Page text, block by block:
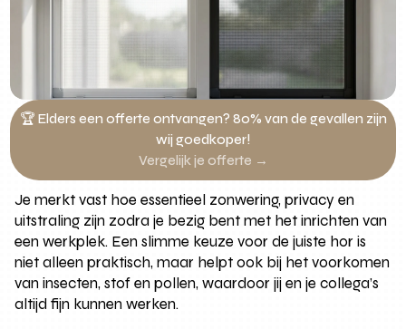
🏆 Elders een offerte ontvangen? 80% van de gevallen zijn
wij goedkoper!
Vergelijk je offerte →
Je merkt vast hoe essentieel zonwering, privacy en
uitstraling zijn zodra je bezig bent met het inrichten van
een werkplek. Een slimme keuze voor de juiste hor is
niet alleen praktisch, maar helpt ook bij het voorkomen
van insecten, stof en pollen, waardoor jij en je collega’s
altijd fijn kunnen werken.